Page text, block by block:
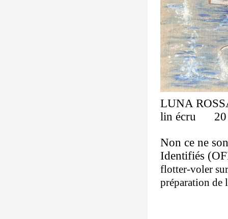
LUNA
lin écru 20
Non ce ne
Identifiés
flotter-voler
préparation de